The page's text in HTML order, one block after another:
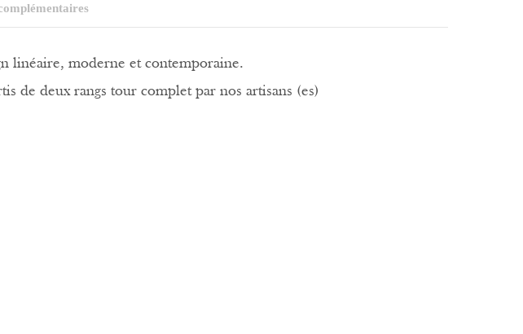
linéaire, moderne et contemporaine.
de deux rangs tour complet par nos artisans (es)